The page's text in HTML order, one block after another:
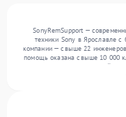
SonyRemSupport —
техники Sony в Ярославле
компании — свыше 22
помощь оказана свыше 10 000
Ежемесячно в сервисный
выполняем ремонт